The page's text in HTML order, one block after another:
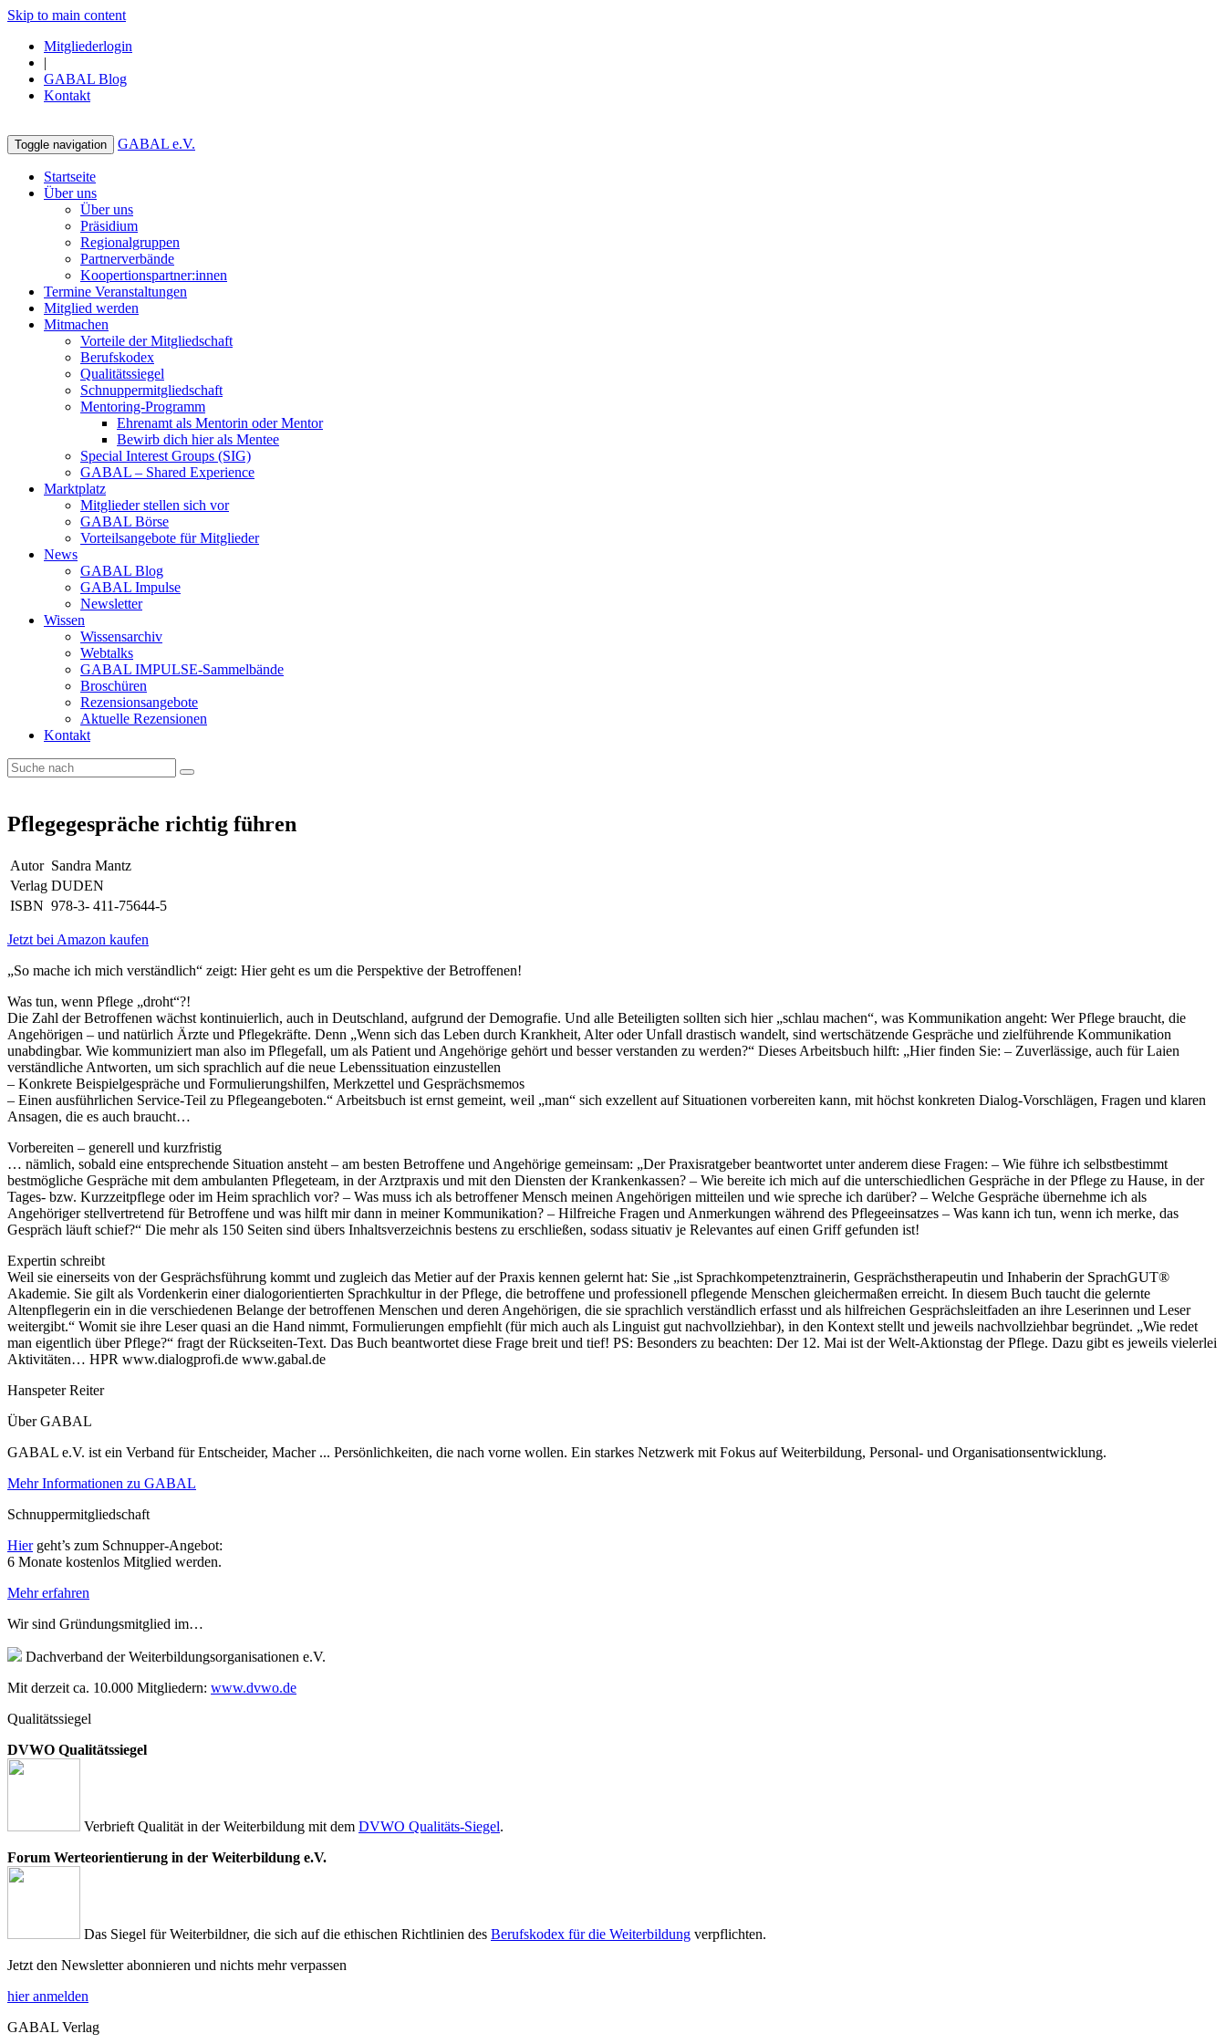
Skip to main content
Mitgliederlogin
|
GABAL Blog
Kontakt
Toggle navigation GABAL e.V.
Startseite
Über uns
Über uns
Präsidium
Regionalgruppen
Partnerverbände
Koopertionspartner:innen
Termine Veranstaltungen
Mitglied werden
Mitmachen
Vorteile der Mitgliedschaft
Berufskodex
Qualitätssiegel
Schnuppermitgliedschaft
Mentoring-Programm
Ehrenamt als Mentorin oder Mentor
Bewirb dich hier als Mentee
Special Interest Groups (SIG)
GABAL – Shared Experience
Marktplatz
Mitglieder stellen sich vor
GABAL Börse
Vorteilsangebote für Mitglieder
News
GABAL Blog
GABAL Impulse
Newsletter
Wissen
Wissensarchiv
Webtalks
GABAL IMPULSE-Sammelbände
Broschüren
Rezensionsangebote
Aktuelle Rezensionen
Kontakt
Pflegegespräche richtig führen
Autor Sandra Mantz
Verlag DUDEN
ISBN 978-3- 411-75644-5
Jetzt bei Amazon kaufen
„So mache ich mich verständlich“ zeigt: Hier geht es um die Perspektive der Betroffenen!
Was tun, wenn Pflege „droht“?!
Die Zahl der Betroffenen wächst kontinuierlich, auch in Deutschland, aufgrund der Demografie. Und alle Beteiligten sollten sich hier „schlau machen“, was Kommunikation angeht: Wer Pflege braucht, die
Angehörigen – und natürlich Ärzte und Pflegekräfte. Denn „Wenn sich das Leben durch Krankheit, Alter oder Unfall drastisch wandelt, sind wertschätzende Gespräche und zielführende Kommunikation
unabdingbar. Wie kommuniziert man also im Pflegefall, um als Patient und Angehörige gehört und besser verstanden zu werden?“ Dieses Arbeitsbuch hilft: „Hier finden Sie: – Zuverlässige, auch für Laien
verständliche Antworten, um sich sprachlich auf die neue Lebenssituation einzustellen
– Konkrete Beispielgespräche und Formulierungshilfen, Merkzettel und Gesprächsmemos
– Einen ausführlichen Service-Teil zu Pflegeangeboten.“ Arbeitsbuch ist ernst gemeint, weil „man“ sich exzellent auf Situationen vorbereiten kann, mit höchst konkreten Dialog-Vorschlägen, Fragen und klaren
Ansagen, die es auch braucht…
Vorbereiten – generell und kurzfristig
… nämlich, sobald eine entsprechende Situation ansteht – am besten Betroffene und Angehörige gemeinsam: „Der Praxisratgeber beantwortet unter anderem diese Fragen: – Wie führe ich selbstbestimmt
bestmögliche Gespräche mit dem ambulanten Pflegeteam, in der Arztpraxis und mit den Diensten der Krankenkassen? – Wie bereite ich mich auf die unterschiedlichen Gespräche in der Pflege zu Hause, in der
Tages- bzw. Kurzzeitpflege oder im Heim sprachlich vor? – Was muss ich als betroffener Mensch meinen Angehörigen mitteilen und wie spreche ich darüber? – Welche Gespräche übernehme ich als
Angehöriger stellvertretend für Betroffene und was hilft mir dann in meiner Kommunikation? – Hilfreiche Fragen und Anmerkungen während des Pflegeeinsatzes – Was kann ich tun, wenn ich merke, das
Gespräch läuft schief?“ Die mehr als 150 Seiten sind übers Inhaltsverzeichnis bestens zu erschließen, sodass situativ je Relevantes auf einen Griff gefunden ist!
Expertin schreibt
Weil sie einerseits von der Gesprächsführung kommt und zugleich das Metier auf der Praxis kennen gelernt hat: Sie „ist Sprachkompetenztrainerin, Gesprächstherapeutin und Inhaberin der SprachGUT®
Akademie. Sie gilt als Vordenkerin einer dialogorientierten Sprachkultur in der Pflege, die betroffene und professionell pflegende Menschen gleichermaßen erreicht. In diesem Buch taucht die gelernte
Altenpflegerin ein in die verschiedenen Belange der betroffenen Menschen und deren Angehörigen, die sie sprachlich verständlich erfasst und als hilfreichen Gesprächsleitfaden an ihre Leserinnen und Leser
weitergibt.“ Womit sie ihre Leser quasi an die Hand nimmt, Formulierungen empfiehlt (für mich auch als Linguist gut nachvollziehbar), in den Kontext stellt und jeweils nachvollziehbar begründet. „Wie redet
man eigentlich über Pflege?“ fragt der Rückseiten-Text. Das Buch beantwortet diese Frage breit und tief! PS: Besonders zu beachten: Der 12. Mai ist der Welt-Aktionstag der Pflege. Dazu gibt es jeweils vielerlei
Aktivitäten… HPR www.dialogprofi.de www.gabal.de
Hanspeter Reiter
Über GABAL
GABAL e.V. ist ein Verband für Entscheider, Macher ... Persönlichkeiten, die nach vorne wollen. Ein starkes Netzwerk mit Fokus auf Weiterbildung, Personal- und Organisationsentwicklung.
Mehr Informationen zu GABAL
Schnuppermitgliedschaft
Hiergeht’s zum Schnupper-Angebot:
6 Monate kostenlos Mitglied werden.
Mehr erfahren
Wir sind Gründungsmitglied im…
Dachverband der Weiterbildungsorganisationen e.V.
Mit derzeit ca. 10.000 Mitgliedern: www.dvwo.de
Qualitätssiegel
DVWO Qualitätssiegel
Verbrieft Qualität in der Weiterbildung mit dem DVWO Qualitäts-Siegel.
Forum Werteorientierung in der Weiterbildung e.V.
Das Siegel für Weiterbildner, die sich auf die ethischen Richtlinien des Berufskodex für die Weiterbildung verpflichten.
Jetzt den Newsletter abonnieren und nichts mehr verpassen
hier anmelden
GABAL Verlag